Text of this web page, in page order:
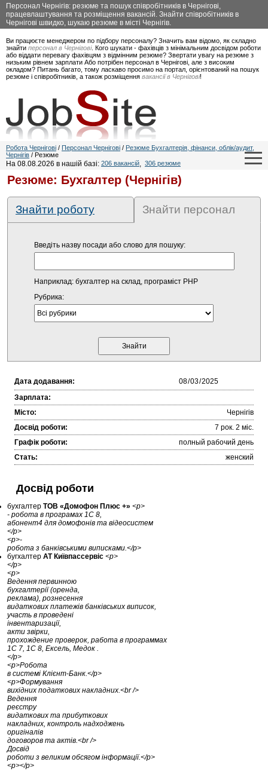
Персонал Чернігів: резюме та пошук співробітників в Чернігові,
працевлаштування та розміщення вакансій. Знайти співробітників в
Чернігові швидко, шукаю резюме в місті Чернігів.
Ви працюєте менеджером по підбору персоналу? Значить вам відомо, як складно
знайти персонал в Чернігові. Кого шукати - фахівців з мінімальним досвідом роботи
або віддати перевагу фахівцям з відмінним резюме? Звертати увагу на резюме з
низьким рівнем зарплати Або потрібен персонал в Чернігові, але з високим
окладом? Питань багато, тому ласкаво просимо на портал, орієнтований на пошук
резюме і співробітників, а також розміщення вакансії в Чернігові!
Робота Чернігові / Персонал Чернігові / Резюме Бухгалтерія, фінанси, облік/аудит,
Чернігів / Резюме
На 08.08.2026 в нашій базі: 206 вакансій, 306 резюме
Резюме: Бухгалтер (Чернігів)
Знайти роботу Знайти персонал
Введіть назву посади або слово для пошуку:
Наприклад: бухгалтер на склад, програміст PHP
Рубрика:
Дата додавання:
Зарплата:
Місто:
Чернігів
Досвід роботи:
7 рок. 2 міc.
Графік роботи:
полный рабочий день
Стать:
женский
Досвід роботи
бухгалтер ТОВ «Домофон Плюс +» <p>
- робота в програмах 1С 8,
абонент4 для домофонів та відеосистем
</p>
<p>-
робота з банківськими виписками.</p>
бугхалтер АТ Київпассервіс <p>
</p>
<p>
Ведення первинною
бухгалтерії (оренда,
реклама), рознесення
видаткових платежів банківських виписок,
участь в проведені
інвентаризації,
акти звірки,
прохождение проверок, работа в программах
1С 7, 1С 8, Ексель, Медок .
</p>
<p>Робота
в системі Клієнт-Банк.</p>
<p>Формування
вихідних податкових накладних.<br />
Ведення
реєстру
видаткових та прибуткових
накладних, контроль надходжень
оригіналів
договоров та актів.<br />
Досвід
роботи з великим обсягом інформації.</p>
<p></p>